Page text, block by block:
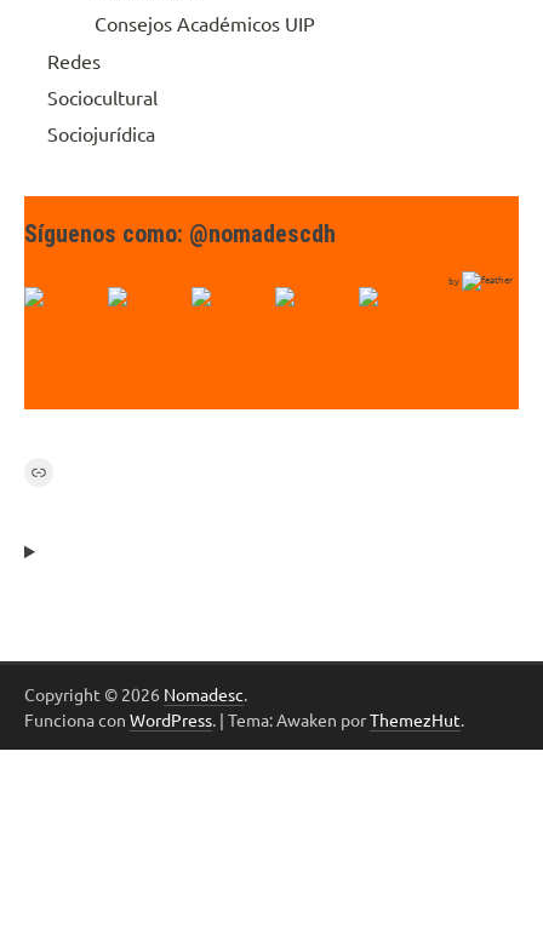
Consejos Académicos UIP
Redes
Sociocultural
Sociojurídica
Síguenos como: @nomadescdh
by
Link
Copyright © 2026 Nomadesc.
Funciona con WordPress. | Tema: Awaken porThemezHut.